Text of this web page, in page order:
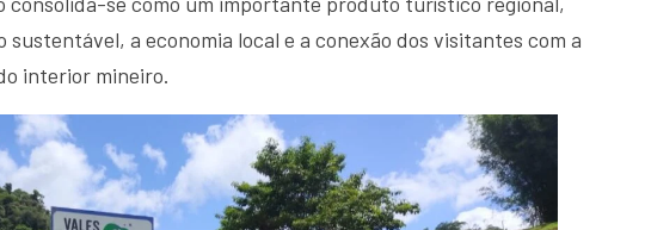
a economia local e a conexão dos visitantes com a
interior mineiro.